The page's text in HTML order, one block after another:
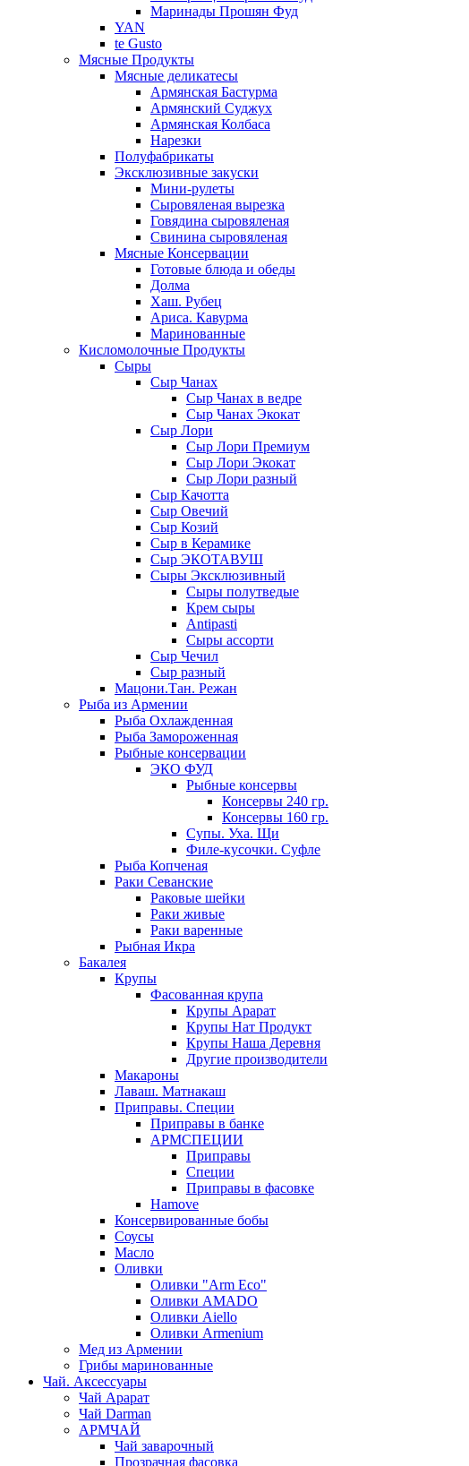
Маринады Прошян Фуд
YAN
te Gusto
Мясные Продукты
Мясные деликатесы
Армянская Бастурма
Армянский Суджух
Армянская Колбаса
Нарезки
Полуфабрикаты
Эксклюзивные закуски
Мини-рулеты
Сыровяленая вырезка
Говядина сыровяленая
Свинина сыровяленая
Мясные Консервации
Готовые блюда и обеды
Долма
Хаш. Рубец
Ариса. Кавурма
Маринованные
Кисломолочные Продукты
Сыры
Сыр Чанах
Сыр Чанах в ведре
Сыр Чанах Экокат
Сыр Лори
Сыр Лори Премиум
Сыр Лори Экокат
Сыр Лори разный
Сыр Качотта
Сыр Овечий
Сыр Козий
Сыр в Керамике
Сыр ЭКОТАВУШ
Сыры Эксклюзивный
Сыры полутведые
Крем сыры
Antipasti
Сыры ассорти
Сыр Чечил
Сыр разный
Мацони.Тан. Режан
Рыба из Армении
Рыба Охлажденная
Рыба Замороженная
Рыбные консервации
ЭКО ФУД
Рыбные консервы
Консервы 240 гр.
Консервы 160 гр.
Супы. Уха. Щи
Филе-кусочки. Суфле
Рыба Копченая
Раки Севанские
Раковые шейки
Раки живые
Раки варенные
Рыбная Икра
Бакалея
Крупы
Фасованная крупа
Крупы Арарат
Крупы Нат Продукт
Крупы Наша Деревня
Другие производители
Макароны
Лаваш. Матнакаш
Приправы. Специи
Приправы в банке
АРМСПЕЦИИ
Приправы
Специи
Приправы в фасовке
Hamove
Консервированные бобы
Соусы
Масло
Оливки
Оливки "Arm Eco"
Оливки AMADO
Оливки Aiello
Оливки Armenium
Мед из Армении
Грибы маринованные
Чай. Аксессуары
Чай Арарат
Чай Darman
АРМЧАЙ
Чай заварочный
Прозрачная фасовка